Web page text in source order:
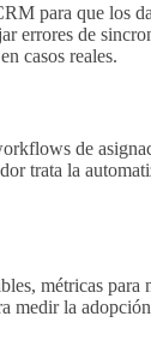
para que los
errores de
casos reales.
de
trata la
métricas para
medir la